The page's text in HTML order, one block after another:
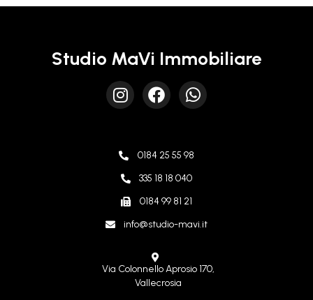
Studio MaVi Immobiliare
0184 25 55 98
335 18 18 040
0184 99 81 21
info@studio-mavi.it
Via Colonnello Aprosio 170,
Vallecrosia